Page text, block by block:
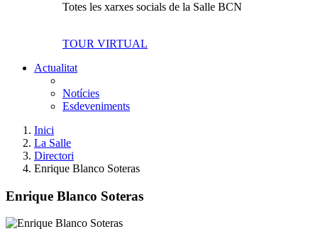
Totes les xarxes socials de la Salle BCN
TOUR VIRTUAL
Actualitat
Notícies
Esdeveniments
Inici
La Salle
Directori
Enrique Blanco Soteras
Enrique Blanco Soteras